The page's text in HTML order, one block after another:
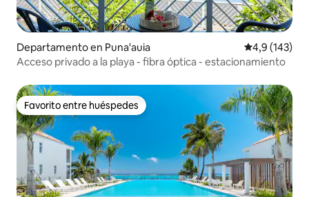
Departamento en Puna'auia Calificación
4,9 (143)
Acceso privado a la playa - fibra óptica - estacionamiento
Favorito entre huéspedes
Favorito entre huéspedes